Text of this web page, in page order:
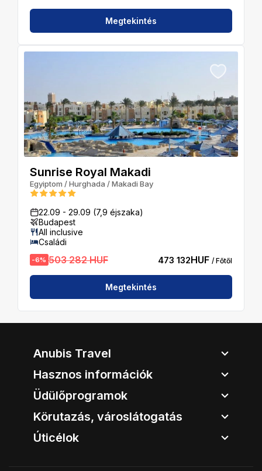
Megtekintés
Sunrise Royal Makadi
Egyiptom /Hurghada /Makadi Bay
22.09 - 29.09 (7,9 éjszaka)
Budapest
All inclusive
Családi
-6% 503 282 HUF 473 132HUF / Főtől
Megtekintés
Anubis Travel
Hasznos információk
Üdülőprogramok
Körutazás, városlátogatás
Úticélok